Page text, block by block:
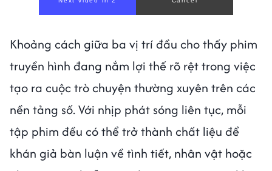
00:00/ 00:56
Khoảng cách giữa ba vị trí đầu cho thấy phim
truyền hình đang nắm lợi thế rõ rệt trong việc
tạo ra cuộc trò chuyện thường xuyên trên các
nền tảng số. Với nhịp phát sóng liên tục, mỗi
tập phim đều có thể trở thành chất liệu để
khán giả bàn luận về tình tiết, nhân vật hoặc